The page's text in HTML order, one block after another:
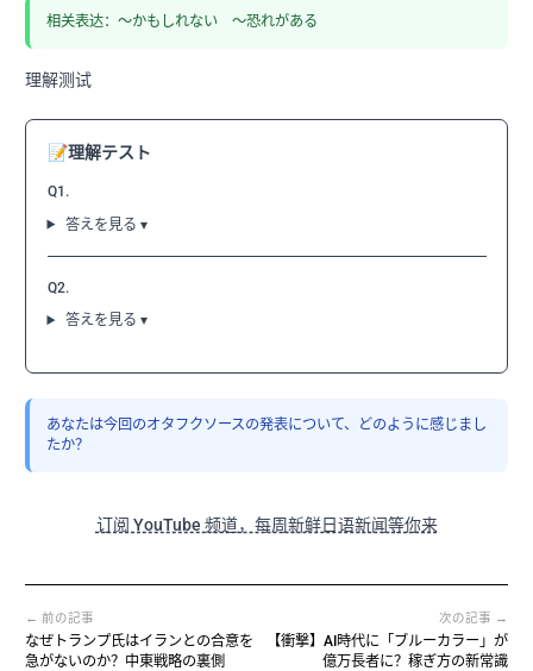
相关表达：〜かもしれない 〜恐れがある
理解测试
📝理解テスト
Q1.
答えを見る ▾
Q2.
答えを見る ▾
あなたは今回のオタフクソースの発表について、どのように感じまし
たか？
订阅 YouTube 频道，每周新鲜日语新闻等你来
← 前の記事
なぜトランプ氏はイランとの合意を
急がないのか？中東戦略の裏側
次の記事 →
【衝撃】AI時代に「ブルーカラー」が
億万長者に？稼ぎ方の新常識